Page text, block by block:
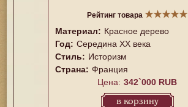
Рейтинг товара ★★★★★
Материал: Красное дерево
Год: Середина XX векa
Стиль: Историзм
Страна: Франция
Цена: 342`000 RUB
в корзину